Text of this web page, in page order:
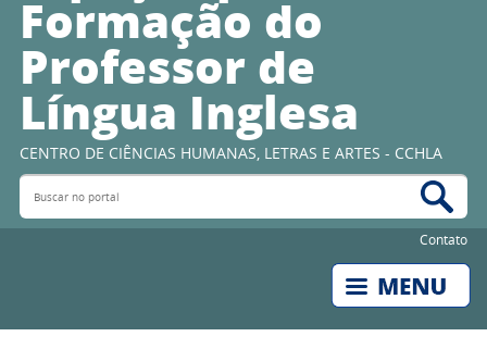
Formação do
Professor de
Língua Inglesa
CENTRO DE CIÊNCIAS HUMANAS, LETRAS E ARTES - CCHLA
Buscar no portal
Contato